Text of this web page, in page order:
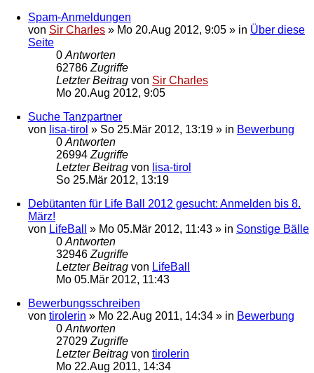
Spam-Anmeldungen
von Sir Charles » Mo 20.Aug 2012, 9:05 » in Über diese
Seite
0 Antworten
62786 Zugriffe
Letzter Beitrag von Sir Charles
Mo 20.Aug 2012, 9:05
Suche Tanzpartner
von lisa-tirol » So 25.Mär 2012, 13:19 » in Bewerbung
0 Antworten
26994 Zugriffe
Letzter Beitrag von lisa-tirol
So 25.Mär 2012, 13:19
Debütanten für Life Ball 2012 gesucht: Anmelden bis 8.
März!
von LifeBall » Mo 05.Mär 2012, 11:43 » in Sonstige Bälle
0 Antworten
32946 Zugriffe
Letzter Beitrag von LifeBall
Mo 05.Mär 2012, 11:43
Bewerbungsschreiben
von tirolerin » Mo 22.Aug 2011, 14:34 » in Bewerbung
0 Antworten
27029 Zugriffe
Letzter Beitrag von tirolerin
Mo 22.Aug 2011, 14:34